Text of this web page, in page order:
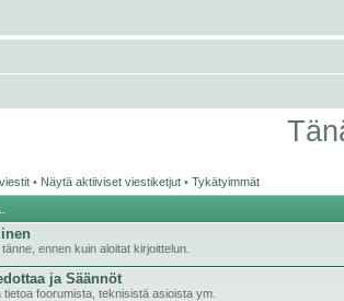
• Näytä aktiiviset viestiketjut • Tykätyimmät
ennen kuin aloitat kirjoittelun.
ja Säännöt
tietoa foorumista, teknisistä asioista ym.